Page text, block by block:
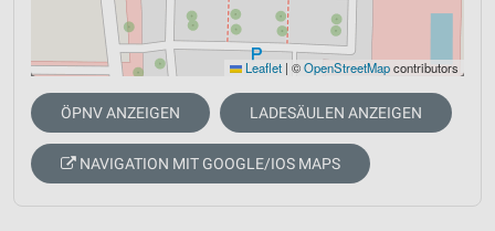
Leaflet | ©OpenStreetMapcontributors
ÖPNV ANZEIGEN LADESÄULEN ANZEIGEN
NAVIGATION MIT GOOGLE/IOS MAPS